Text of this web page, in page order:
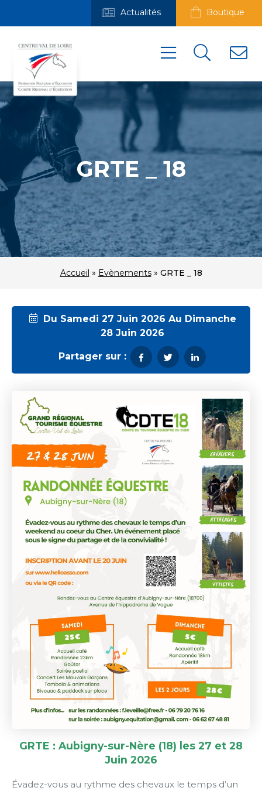
Actualités Boutique
GRTE _ 18
Accueil » Evènements» GRTE _ 18
Du Samedi 27 Juin 2026 Au Dimanche
28 Juin 2026
Partager sur :
GRTE : Aubigny-sur-Nère (18) les 27 et 28
Juin 2026
Évadez-vous au rythme des chevaux le temps d’un